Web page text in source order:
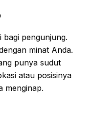
bagi pengunjung.
minat Anda.
punya sudut
atau posisinya
menginap.